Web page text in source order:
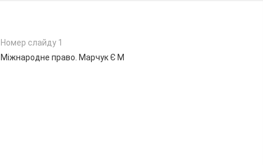
Номер слайду 1
Міжнародне право. Марчук Є М